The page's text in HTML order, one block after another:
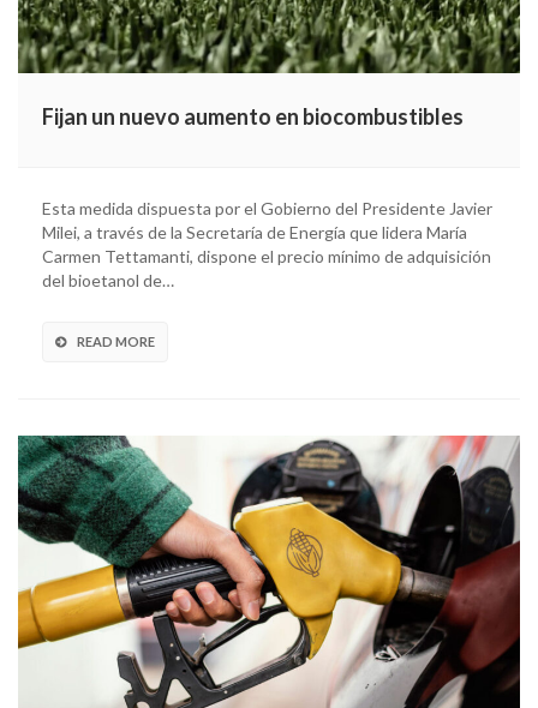
Fijan un nuevo aumento en biocombustibles
Esta medida dispuesta por el Gobierno del Presidente Javier
Milei, a través de la Secretaría de Energía que lidera María
Carmen Tettamanti, dispone el precio mínimo de adquisición
del bioetanol de…
READ MORE